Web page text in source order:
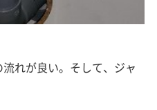
れが良い。そして、ジャ